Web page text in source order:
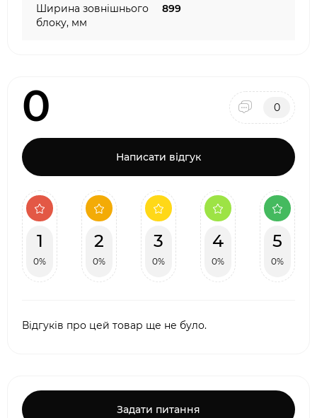
Ширина зовнішнього
блоку, мм
899
0 0
Написати відгук
1
0%
2
0%
3
0%
4
0%
5
0%
Відгуків про цей товар ще не було.
Задати питання